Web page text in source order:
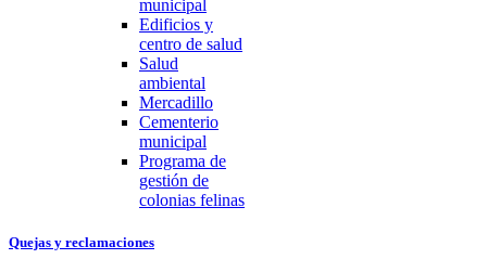
municipal
Edificios y
centro de salud
Salud
ambiental
Mercadillo
Cementerio
municipal
Programa de
gestión de
colonias felinas
Quejas y reclamaciones